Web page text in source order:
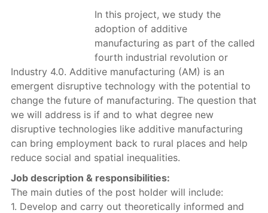
In this project, we study the
adoption of additive
manufacturing as part of the called
fourth industrial revolution or
Industry 4.0. Additive manufacturing (AM) is an
emergent disruptive technology with the potential to
change the future of manufacturing. The question that
we will address is if and to what degree new
disruptive technologies like additive manufacturing
can bring employment back to rural places and help
reduce social and spatial inequalities.
Job description & responsibilities:
The main duties of the post holder will include:
1. Develop and carry out theoretically informed and